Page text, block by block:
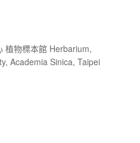
植物標本館 Herbarium,
Academia Sinica, Taipei